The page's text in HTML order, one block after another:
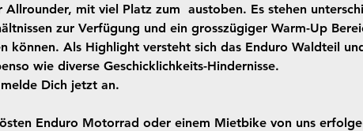
mit viel Platz zum  austoben. Es stehen
zur Verfügung und ein grosszügiger Warm-Up
können. Als Highlight versteht sich das Enduro Waldteil
wie diverse Geschicklichkeits-Hindernisse.
Dich jetzt an.
Enduro Motorrad oder einem Mietbike von uns